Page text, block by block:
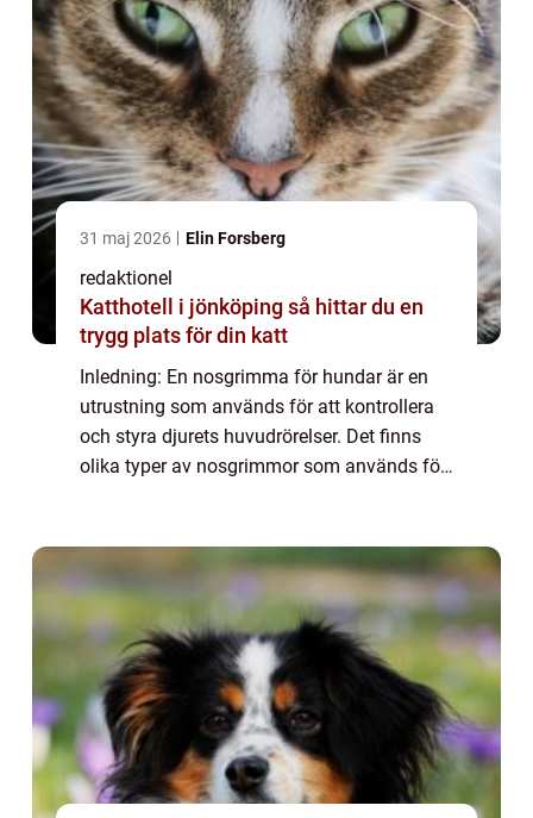
31 maj 2026 Elin Forsberg
redaktionel
Katthotell i jönköping så hittar du en
trygg plats för din katt
Inledning: En nosgrimma för hundar är en
utrustning som används för att kontrollera
och styra djurets huvudrörelser. Det finns
olika typer av nosgrimmor som används för